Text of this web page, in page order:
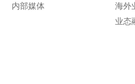
内部媒体
海外
业态